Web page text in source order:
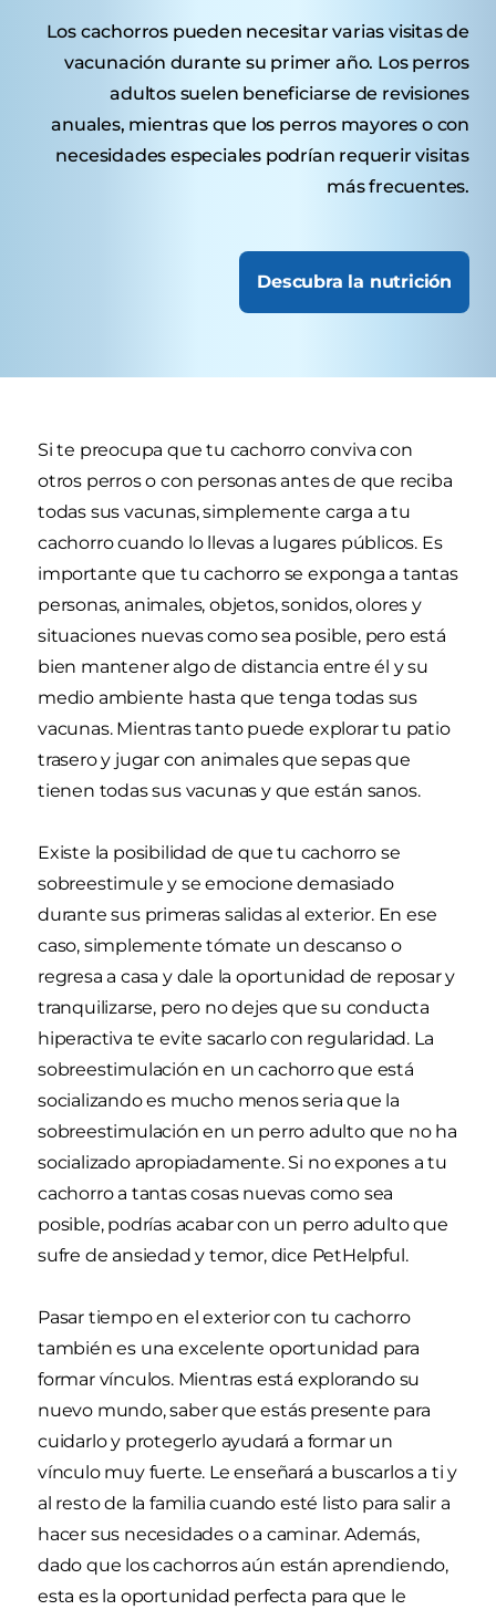
Los cachorros pueden necesitar varias visitas de
vacunación durante su primer año. Los perros
adultos suelen beneficiarse de revisiones
anuales, mientras que los perros mayores o con
necesidades especiales podrían requerir visitas
más frecuentes.
Descubra la nutrición
Si te preocupa que tu cachorro conviva con
otros perros o con personas antes de que reciba
todas sus vacunas, simplemente carga a tu
cachorro cuando lo llevas a lugares públicos. Es
importante que tu cachorro se exponga a tantas
personas, animales, objetos, sonidos, olores y
situaciones nuevas como sea posible, pero está
bien mantener algo de distancia entre él y su
medio ambiente hasta que tenga todas sus
vacunas. Mientras tanto puede explorar tu patio
trasero y jugar con animales que sepas que
tienen todas sus vacunas y que están sanos.
Existe la posibilidad de que tu cachorro se
sobreestimule y se emocione demasiado
durante sus primeras salidas al exterior. En ese
caso, simplemente tómate un descanso o
regresa a casa y dale la oportunidad de reposar y
tranquilizarse, pero no dejes que su conducta
hiperactiva te evite sacarlo con regularidad. La
sobreestimulación en un cachorro que está
socializando es mucho menos seria que la
sobreestimulación en un perro adulto que no ha
socializado apropiadamente. Si no expones a tu
cachorro a tantas cosas nuevas como sea
posible, podrías acabar con un perro adulto que
sufre de ansiedad y temor, dice PetHelpful.
Pasar tiempo en el exterior con tu cachorro
también es una excelente oportunidad para
formar vínculos. Mientras está explorando su
nuevo mundo, saber que estás presente para
cuidarlo y protegerlo ayudará a formar un
vínculo muy fuerte. Le enseñará a buscarlos a ti y
al resto de la familia cuando esté listo para salir a
hacer sus necesidades o a caminar. Además,
dado que los cachorros aún están aprendiendo,
esta es la oportunidad perfecta para que le